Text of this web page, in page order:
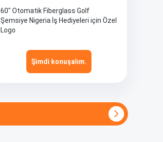
60" Otomatik Fiberglass Golf
Şemsiye Nigeria İş Hediyeleri için Özel
Logo
Şimdi konuşalım.
8 kaburga